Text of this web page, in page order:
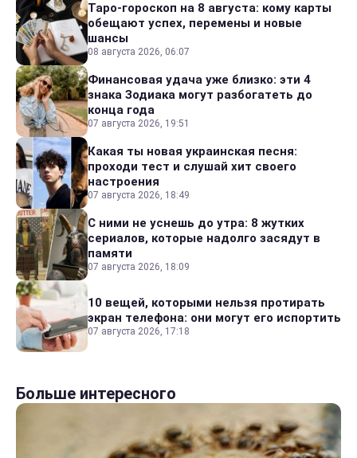
Таро-гороскоп на 8 августа: кому карты
обещают успех, перемены и новые
шансы
08 августа 2026, 06:07
Финансовая удача уже близко: эти 4
знака Зодиака могут разбогатеть до
конца года
07 августа 2026, 19:51
Какая ты новая украинская песня:
проходи тест и слушай хит своего
настроения
07 августа 2026, 18:49
С ними не уснешь до утра: 8 жутких
сериалов, которые надолго засядут в
памяти
07 августа 2026, 18:09
10 вещей, которыми нельзя протирать
экран телефона: они могут его испортить
07 августа 2026, 17:18
Больше интересного